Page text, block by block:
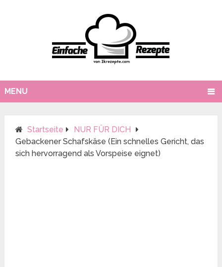
MENU
Startseite
NUR FÜR DICH
Gebackener Schafskäse (Ein schnelles Gericht, das
sich hervorragend als Vorspeise eignet)